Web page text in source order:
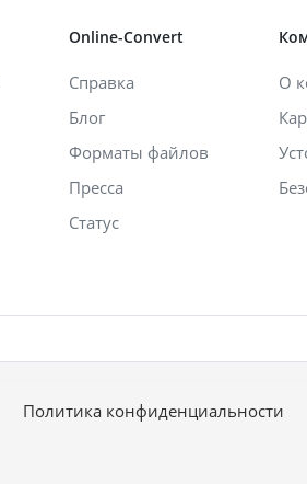
Online-Convert
Справка
Блог
Форматы файлов
Пресса
Статус
О
Политика конфиденциальности